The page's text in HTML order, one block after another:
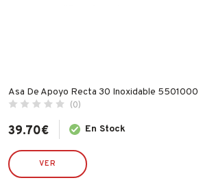
Asa De Apoyo Recta 30 Inoxidable 5501000
(0)
39.70€ En Stock
VER